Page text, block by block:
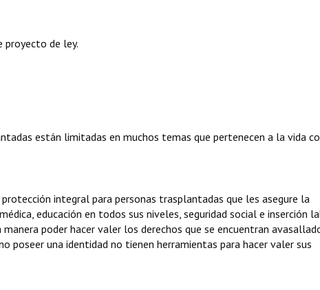
proyecto de ley.
están limitadas en muchos temas que pertenecen a la vida
integral para personas trasplantadas que les asegure la
educación en todos sus niveles, seguridad social e inserción
poder hacer valer los derechos que se encuentran
poseer una identidad no tienen herramientas para hacer valer sus